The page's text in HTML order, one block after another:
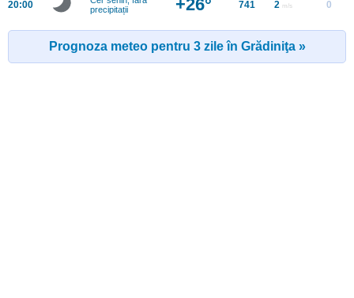
20:00
precipitații
+26° 741 2 m/s 0
Prognoza meteo pentru 3 zile în Grădiniţa »